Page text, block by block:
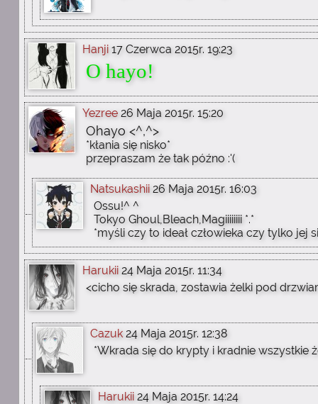
Hanji 17 Czerwca 2015r. 19:23
O hayo!
Yezree 26 Maja 2015r. 15:20
Ohayo <^,^>
*kłania się nisko*
przepraszam że tak późno :'(
Natsukashii 26 Maja 2015r. 16:03
Ossu!^ ^
Tokyo Ghoul,Bleach,Magiiiiiiii *.*
*myśli czy to ideał człowieka czy tylko jej
Harukii 24 Maja 2015r. 11:34
<cicho się skrada, zostawia żelki pod
Cazuk 24 Maja 2015r. 12:38
*Wkrada się do krypty i kradnie wszystkie
Harukii 24 Maja 2015r. 14:24